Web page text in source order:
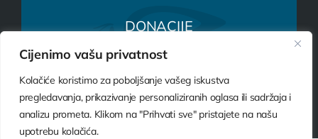
Cijenimo vašu privatnost
Kolačiće koristimo za poboljšanje vašeg iskustva
pregledavanja, prikazivanje personaliziranih oglasa ili sadržaja i
analizu prometa. Klikom na "Prihvati sve" pristajete na našu
upotrebu kolačića.
DONACIJE
VAŠ DAR ZA USTANOVU
DONIRAJ SADA